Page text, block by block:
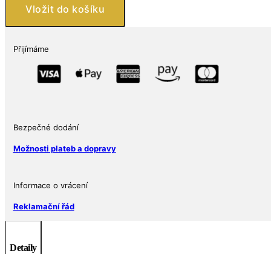
Bazilišek
Vložit do košíku
Přijímáme
Bezpečné dodání
Možnosti plateb a dopravy
Informace o vrácení
Reklamační řád
Detaily